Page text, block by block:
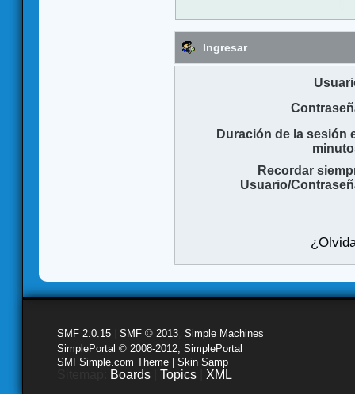
Ingresar
Duración de la sesión
Recordar
Usuario/
SMF 2.0.15 SMF © 2013 Simple Machines
SimplePortal © 2008-2012, SimplePortal
SMFSimple.com Theme | Skin Samp
Boards Topics XML